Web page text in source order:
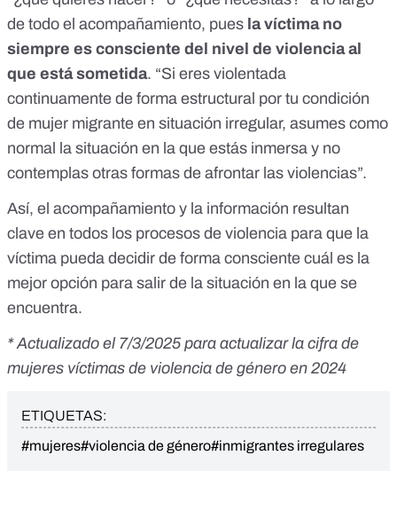
de todo el acompañamiento, pues la víctima no
siempre es consciente del nivel de violencia al
que está sometida. “Si eres violentada
continuamente de forma estructural por tu condición
de mujer migrante en situación irregular, asumes como
normal la situación en la que estás inmersa y no
contemplas otras formas de afrontar las violencias”.
Así, el acompañamiento y la información resultan
clave en todos los procesos de violencia para que la
víctima pueda decidir de forma consciente cuál es la
mejor opción para salir de la situación en la que se
encuentra.
* Actualizado el 7/3/2025 para actualizar la cifra de
mujeres víctimas de violencia de género en 2024
ETIQUETAS:
#mujeres#violencia de género#inmigrantes irregulares